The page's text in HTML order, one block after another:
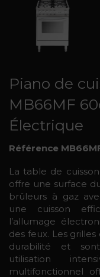
Piano de
MB66MF
Électrique
Référence
La table de
offre une surface
brûleurs à gaz
une cuisson
l’allumage
des feux. Les
durabilité et
utilisation
multifonctionnel